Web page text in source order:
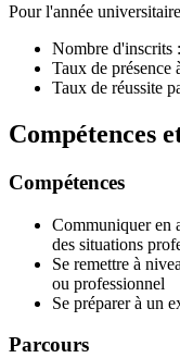
Pour l'année
Nombre d'inscrits
Taux de présence
Taux de réussite
Compétences
Compétences
Communiquer en
des situations
Se remettre à
ou professionnel
Se préparer à un
Parcours